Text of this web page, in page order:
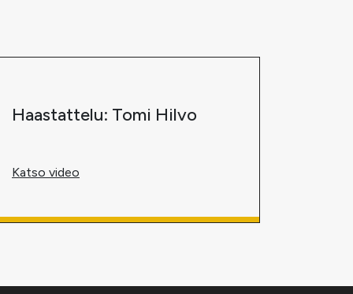
Haastattelu: Tomi Hilvo
Katso video